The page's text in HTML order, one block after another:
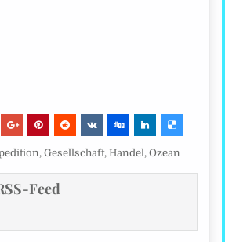
,Gesellschaft,Handel,Ozean
Feed